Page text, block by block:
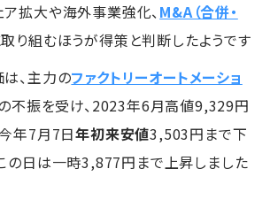
拡大や海外事業強化、M&A（合併・
り組むほうが得策と判断したようです
、主力のファクトリーオートメーショ
不振を受け、2023年6月高値9,329円
年7月7日年初来安値3,503円まで下
の日は一時3,877円まで上昇しました